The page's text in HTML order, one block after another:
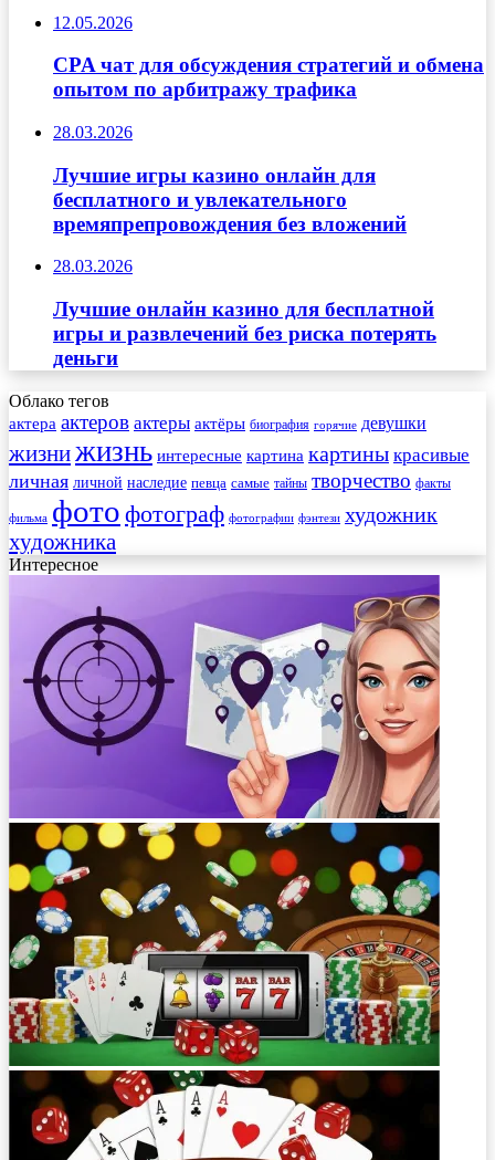
12.05.2026
CPA чат для обсуждения стратегий и обмена
опытом по арбитражу трафика
28.03.2026
Лучшие игры казино онлайн для
бесплатного и увлекательного
времяпрепровождения без вложений
28.03.2026
Лучшие онлайн казино для бесплатной
игры и развлечений без риска потерять
деньги
Облако тегов
актера актеров актеры актёры биография горячие девушки
жизнижизнь интересные картина картины красивые
личная личной наследие певца самые тайны творчество факты
фильма фото фотограф фотографии фэнтези художник
художника
Интересное